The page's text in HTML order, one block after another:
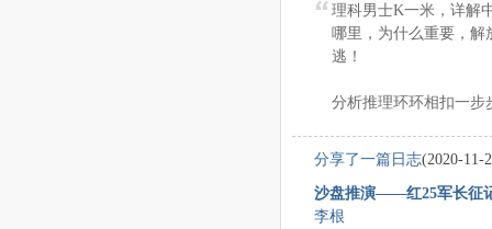
理科男士K一米，详解
哪里，为什么重要，解
逃！
分析推理环环相扣一步
分享了一篇日志(2020-11-
沙盘推演——红25军长征
李根